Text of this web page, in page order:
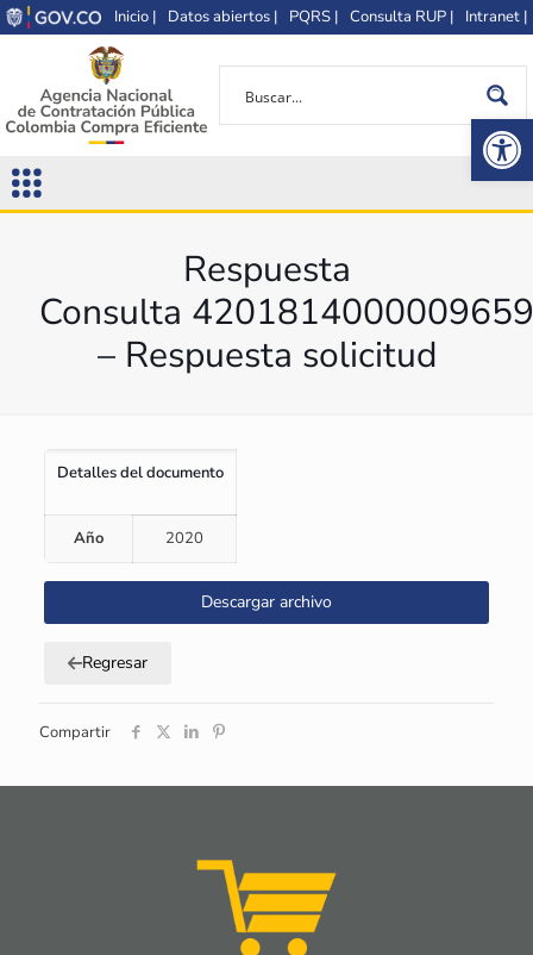
Inicio | Datos abiertos | PQRS | Consulta RUP | Intranet |
Respuesta
Consulta 4201814000009659
– Respuesta solicitud
Detalles del documento
Año 2020
Descargar archivo
Regresar
Compartir